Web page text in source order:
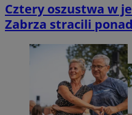
Cztery oszustwa w
Zabrza stracili